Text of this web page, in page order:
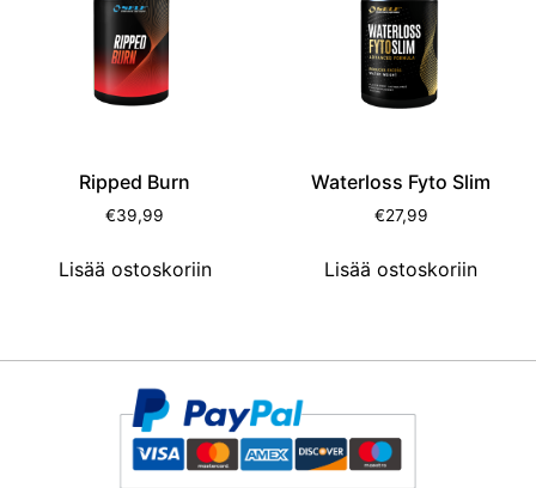
Ripped Burn
€39,99
Lisää ostoskoriin
Waterloss Fyto Slim
€27,99
Lisää ostoskoriin